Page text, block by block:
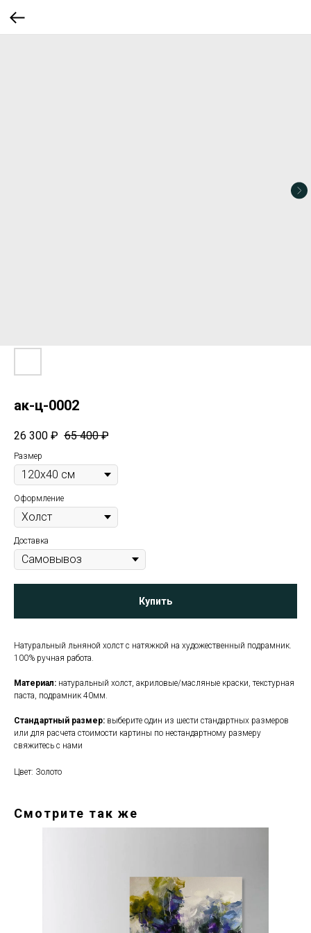
ак-ц-0002
26 300 ₽ 65 400 ₽
Размер
Оформление
Доставка
Купить
Натуральный льняной холст с натяжкой на художественный подрамник.
100% ручная работа.
Материал: натуральный холст, акриловые/масляные краски, текстурная
паста, подрамник 40мм.
Стандартный размер: выберите один из шести стандартных размеров
или для расчета стоимости картины по нестандартному размеру
свяжитесь с нами
Цвет: Золото
Смотрите так же